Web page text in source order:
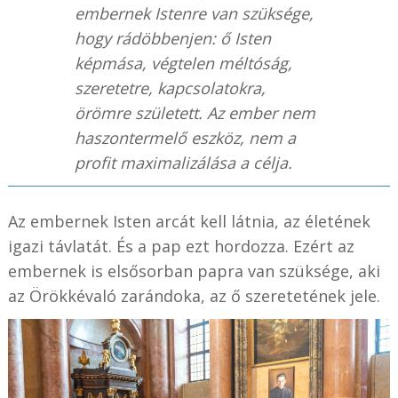
embernek Istenre van szüksége,
hogy rádöbbenjen: ő Isten
képmása, végtelen méltóság,
szeretetre, kapcsolatokra,
örömre született. Az ember nem
haszontermelő eszköz, nem a
profit maximalizálása a célja.
Az embernek Isten arcát kell látnia, az életének
igazi távlatát. És a pap ezt hordozza. Ezért az
embernek is elsősorban papra van szüksége, aki
az Örökkévaló zarándoka, az ő szeretetének jele.